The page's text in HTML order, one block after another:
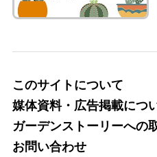
このサイトについて
媒体資料・広告掲載につ
ガーデンストーリーへの
お問い合わせ